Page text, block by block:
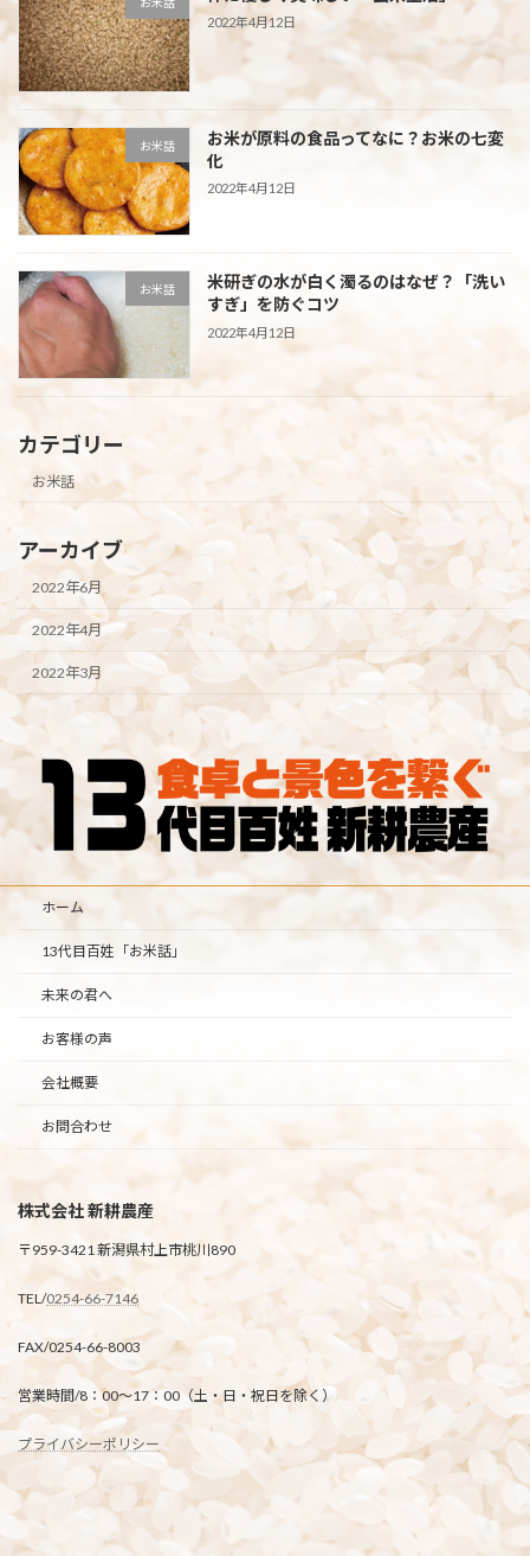
2022年4月12日
お米話
お米が原料の食品ってなに？お米の七変
化
2022年4月12日
お米話
米研ぎの水が白く濁るのはなぜ？「洗い
すぎ」を防ぐコツ
2022年4月12日
カテゴリー
お米話
アーカイブ
2022年6月
2022年4月
2022年3月
ホーム
13代目百姓「お米話」
未来の君へ
お客様の声
会社概要
お問合わせ
株式会社 新耕農産
〒959-3421 新潟県村上市桃川890
TEL/0254-66-7146
FAX/0254-66-8003
営業時間/8：00～17：00（土・日・祝日を除く）
プライバシーポリシー